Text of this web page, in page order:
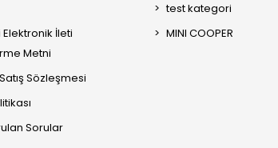
Elektronik İleti
Metni
Sözleşmesi
Sorular
test kategori
MINI COOPER